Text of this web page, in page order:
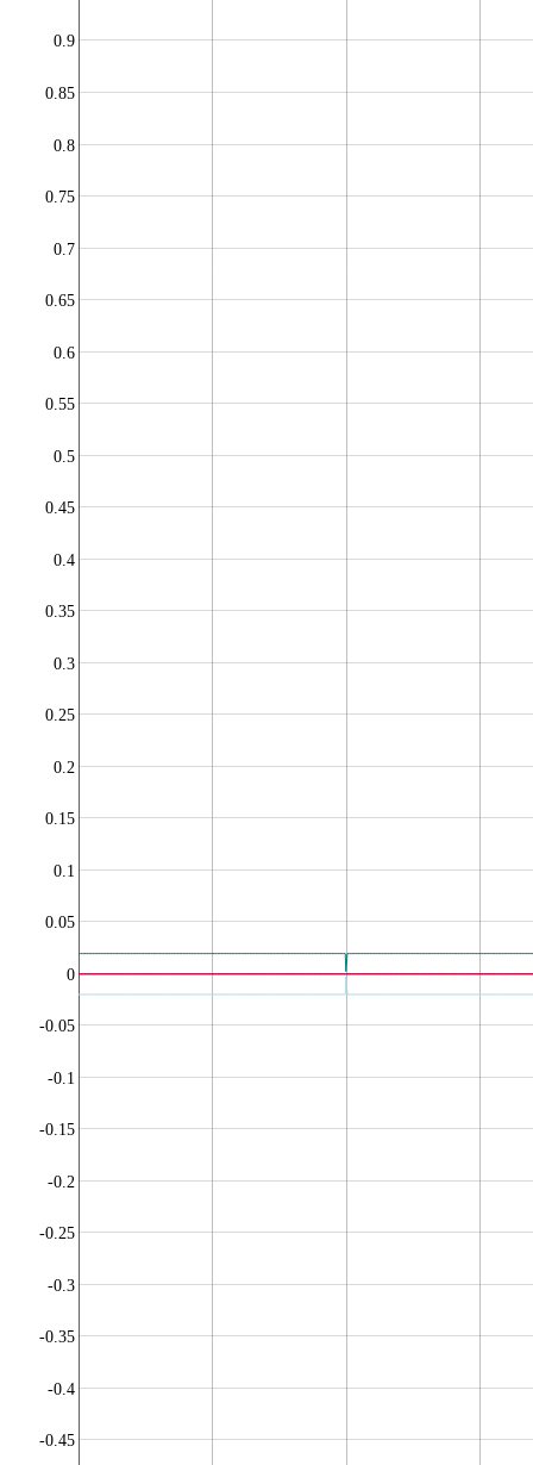
-0.45
-0.4
-0.35
-0.3
-0.25
-0.2
-0.15
-0.1
-0.05
0
0.05
0.1
0.15
0.2
0.25
0.3
0.35
0.4
0.45
0.5
0.55
0.6
0.65
0.7
0.75
0.8
0.85
0.9